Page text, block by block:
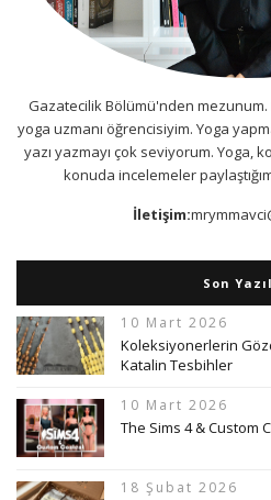
Gazatecilik Bölümü'nden
yoga uzmanı öğrencisiyim. Yoga
yazı yazmayı çok seviyorum. Yoga,
konuda incelemeler
İletişim:
Son
10 Mart 2026
Koleksiyonerlerin
Katalin Tesbihler
10 Mart 2026
The Sims 4 & Custom
18 Şubat 2026